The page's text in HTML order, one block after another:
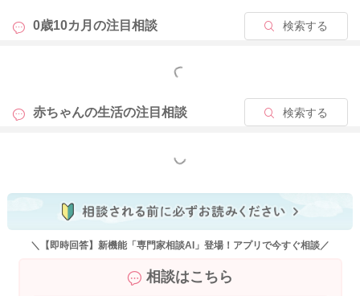
が、それ以外のものを口にして、色々な味や食材に慣れる時期
でもあります。ららさんにとっても、お子さんにとっても無理
いまは色々ご不安でも、歯が生えそろって、意思の疎通がいま
パートリーも増えてくることと思います。
健診などで成長面での問題等の指摘がないようでしたら、ゆっ
ることをおすすめいたします。
また、食事をベビーサークル内であげることは色々な考え方が
ありますが、ららさんの座らせて食事をする習慣をつけたい、
また姿勢へ懸念も書いてくださっておりますので、それらを考
えますと、やはりベビーサークルの中で食事をすることは避け
られたほうがよいのではと考えます。
泣いてまで食事を続けるかは疑問が残るところではあります
0歳10カ月の注目相談 検索する
もっと見る
赤ちゃんの生活の注目相談 検索する
もっと見る
＼【即時回答】新機能「専門家相談AI」登場！アプリで今すぐ相談／
相談はこちら